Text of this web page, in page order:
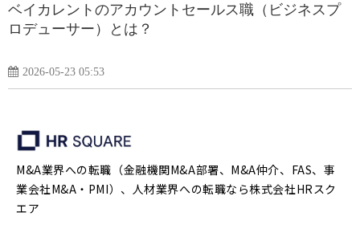
ベイカレントのアカウントセールス職（ビジネスプ
ロデューサー）とは？
2026-05-23 05:53
M&A業界への転職（金融機関M&A部署、M&A仲介、FAS、事
業会社M&A・PMI）、人材業界への転職なら株式会社HRスク
エア